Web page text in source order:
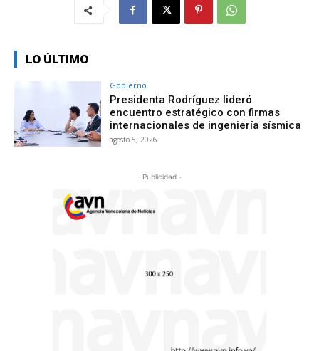
LO ÚLTIMO
Gobierno
Presidenta Rodríguez lideró
encuentro estratégico con firmas
internacionales de ingeniería sísmica
agosto 5, 2026
- Publicidad -